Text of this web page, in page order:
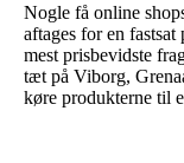
Nogle få online
aftages for en
mest prisbevidste
tæt på Viborg,
køre produkterne til